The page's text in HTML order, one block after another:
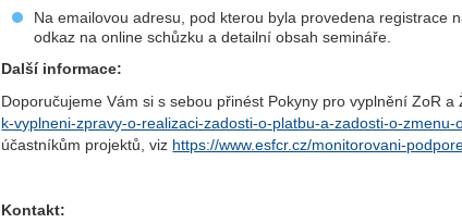
Na emailovou adresu, pod kterou byla provedena registrace
odkaz na online schůzku a detailní obsah semináře.
Další informace:
Doporučujeme Vám si s sebou přinést Pokyny pro vyplnění ZoR a
k-vyplneni-zpravy-o-realizaci-zadosti-o-platbu-a-zadosti-o-zmenu-
účastníkům projektů, viz https://www.esfcr.cz/monitorovani-
Kontakt: